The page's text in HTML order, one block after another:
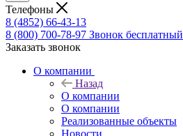
Телефоны
8 (4852) 66-43-13
8 (800) 700-78-97 Звонок бесплатный
Заказать звонок
О компании
Назад
О компании
О компании
Реализованные объекты